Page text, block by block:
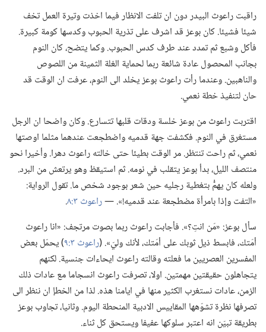
راقبت راعوث البيدر دون ان تلفت الانظار فيما اخذت وتيرة العمل تخف
شيئا فشيئا.‏ كان بوعز قد اشرف على تذرية الحبوب وكدسها كومة كبيرة.‏
فأكل وشبع ثم تمدد عند طرف كدس الحبوب.‏ وكما يتضح،‏ كان النوم
بجانب المحصول عادة شائعة ربما لحماية الغلة الثمينة من اللصوص
والناهبين.‏ وعندما رأت راعوث بوعز يخلد الى النوم،‏ عرفت ان الوقت قد
حان لتنفيذ خطة نعمي.‏
اقتربت راعوث من بوعز خلسة ودقات قلبها تتسارع.‏ وكان واضحا ان الرجل
مستغرق في النوم.‏ فكشفت جهة قدميه واضطجعت عندهما مثلما اوصتها
نعمي،‏ ثم راحت تنتظر.‏ مر الوقت بطيئا حتى خالته راعوث دهرا.‏ وأخيرا نحو
منتصف الليل،‏ بدأ بوعز يتقلب في نومه.‏ ثم استيقظ وهو يرتعش من البرد.‏
ولعله كان يهمُّ بتغطية رجليه حين شعر بوجود شخص ما.‏ تقول الرواية:‏
«التفت وإذا بامرأة مضطجعة عند قدميه!‏».‏ —‏راعوث ٣:‏٨
‏.‏
سأل بوعز:‏ «مَن انتِ؟‏».‏ فأجابت راعوث ربما بصوت مرتجف:‏ «انا راعوث
أمَتك،‏ فابسط ذيل ثوبك على أمَتك،‏ لأنك وليّ».‏ (‏راعوث ٣:‏٩
‏)‏ يحمّل بعض
المفسرين العصريين ما فعلته وقالته راعوث ايحاءات جنسية.‏ لكنهم
يتجاهلون حقيقتين مهمتين.‏ اولا،‏ تصرفت راعوث انسجاما مع عادات ذلك
الزمن،‏ عادات نستغرب الكثير منها في ايامنا هذه.‏ لذا من الخطإ ان ننظر الى
تصرفها نظرة تشوّهها المقاييس الادبية المنحطة اليوم.‏ وثانيا،‏ تجاوب بوعز
بطريقة تبيّن انه اعتبر سلوكها عفيفا ويستحق كل ثناء.‏